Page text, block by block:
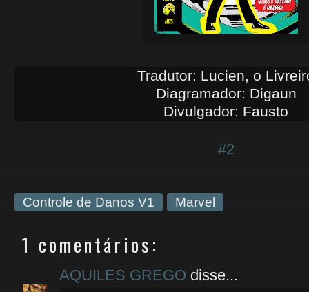
Tradutor: Lucien, o
Diagramador: Digaun
Divulgador: Fausto
#2
Controle de Danos V1 Marvel
1 comentários:
AQUILES GREGO disse...